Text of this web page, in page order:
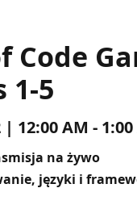
Code
1-5
12:00 AM -
na żywo
języki i